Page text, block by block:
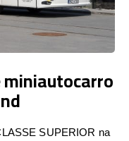
SUPERIOR na